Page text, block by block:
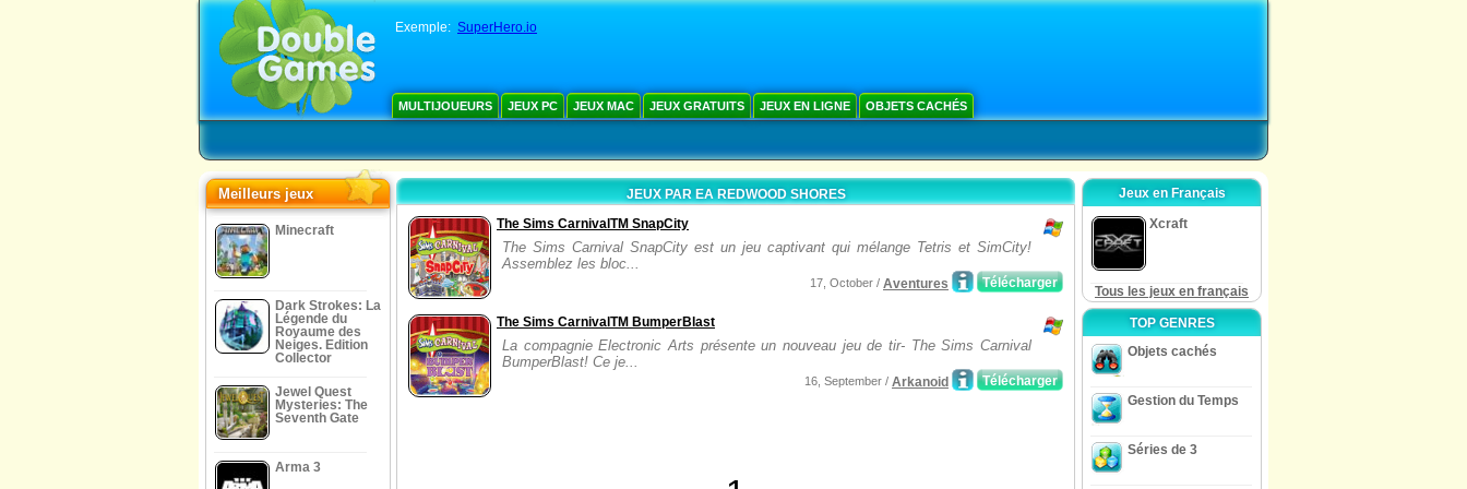
Exemple: SuperHero.io
MULTIJOUEURS JEUX PC JEUX MAC JEUX GRATUITS JEUX EN LIGNE OBJETS CACHÉS
Meilleurs jeux
Minecraft
Dark Strokes: La
Légende du
Royaume des
Neiges. Edition
Collector
Jewel Quest
Mysteries: The
Seventh Gate
Arma 3
JEUX PAR EA REDWOOD SHORES
The Sims CarnivalTM SnapCity
The Sims Carnival SnapCity est un jeu captivant qui mélange Tetris et SimCity!
Assemblez les bloc...
Télécharger
17, October / Aventures
The Sims CarnivalTM BumperBlast
La compagnie Electronic Arts présente un nouveau jeu de tir- The Sims Carnival
BumperBlast! Ce je...
Télécharger
16, September / Arkanoid
Jeux en Français
Xcraft
Tous les jeux en français
TOP GENRES
Objets cachés
Gestion du Temps
Séries de 3